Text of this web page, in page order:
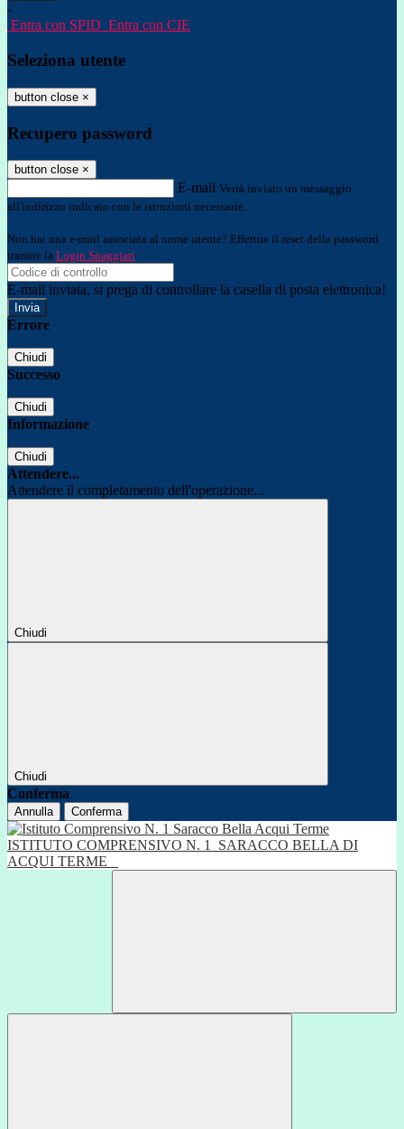
-
Entra con SPID Entra con CIE
Seleziona utente
button close ×
Recupero password
button close ×
E-mail Verrà inviato un messaggio
all'indirizzo indicato con le istruzioni necessarie.
Non hai una e-mail associata al nome utente? Effettua il reset della password
tramite la Login Spaggiari
E-mail inviata, si prega di controllare la casella di posta elettronica!
Errore
Chiudi
Successo
Chiudi
Informazione
Chiudi
Attendere...
Attendere il completamento dell'operazione...
Chiudi
Chiudi
Conferma
Annulla Conferma
ISTITUTO COMPRENSIVO N. 1
SARACCO BELLA DI
ACQUI TERME